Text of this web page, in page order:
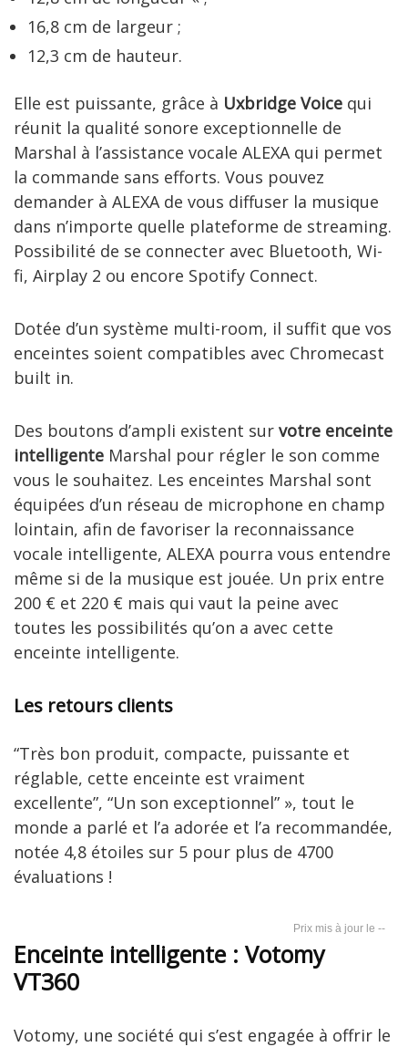
16,8 cm de largeur ;
12,3 cm de hauteur.
Elle est puissante, grâce à Uxbridge Voice qui
réunit la qualité sonore exceptionnelle de
Marshal à l’assistance vocale ALEXA qui permet
la commande sans efforts. Vous pouvez
demander à ALEXA de vous diffuser la musique
dans n’importe quelle plateforme de streaming.
Possibilité de se connecter avec Bluetooth, Wi-
fi, Airplay 2 ou encore Spotify Connect.
Dotée d’un système multi-room, il suffit que vos
enceintes soient compatibles avec Chromecast
built in.
Des boutons d’ampli existent sur votre enceinte
intelligente Marshal pour régler le son comme
vous le souhaitez. Les enceintes Marshal sont
équipées d’un réseau de microphone en champ
lointain, afin de favoriser la reconnaissance
vocale intelligente, ALEXA pourra vous entendre
même si de la musique est jouée. Un prix entre
200 € et 220 € mais qui vaut la peine avec
toutes les possibilités qu’on a avec cette
enceinte intelligente.
Les retours clients
“Très bon produit, compacte, puissante et
réglable, cette enceinte est vraiment
excellente”, “Un son exceptionnel” », tout le
monde a parlé et l’a adorée et l’a recommandée,
notée 4,8 étoiles sur 5 pour plus de 4700
évaluations !
--
Enceinte intelligente : Votomy
VT360
Votomy, une société qui s’est engagée à offrir le